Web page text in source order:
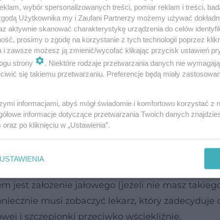
sobą, przymilające się o coś do jedzenia.
wrażenie oswojonych. Lepiej zawsze
niebezpieczeństwa może bowiem mieć
na końcu świata uda ci się trafić do lekarza
wściekliźnie.
zostałaś pogryziona przez jakieś zwierzę -
wodą z mydłem lub detergentem. Miejsce
Gdy nie masz dostępu do wody bieżącej,
ranę wodą z wysokości około pół metra. Po
ma w niej jakichś zanieczyszczeń, np. grudek
jest założenie jałowego (jeżeli nie masz
musi zobaczyć lekarz, który zadecyduje
i szczepionki przeciwko wściekliźnie.
wybór spersonalizowanych treści, pomiar reklam i treści,
Użytkownika my i Zaufani Partnerzy możemy używać
aktywnie skanować charakterystykę urządzenia do celów
prosimy o zgodę na korzystanie z tych technologii poprzez
i zawsze możesz ją zmienić/wycofać klikając przycisk ustawień
strony
. Niektóre rodzaje przetwarzania danych nie
się takiemu przetwarzaniu. Preferencje będą miały
informacjami, abyś mógł świadomie i komfortowo korzystać z
informacje dotyczące przetwarzania Twoich danych
oraz po kliknięciu w „Ustawienia”.
USTAWIENIA